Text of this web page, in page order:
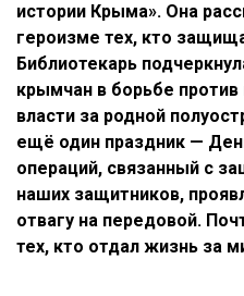
истории Крыма». Она
героизме тех, кто
Библиотекарь
крымчан в борьбе против
власти за родной
ещё один праздник —
операций, связанный с
наших защитников,
отвагу на передовой.
тех, кто отдал жизнь за